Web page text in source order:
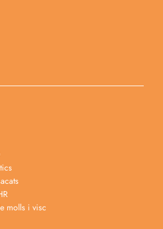
molls i visc